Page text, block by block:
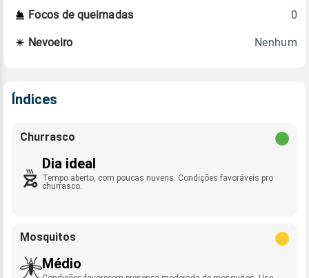
Focos de queimadas 0
Nevoeiro Nenhum
Índices
Churrasco
Dia ideal
Tempo aberto, com poucas nuvens. Condições favoráveis pro
churrasco.
Mosquitos
Médio